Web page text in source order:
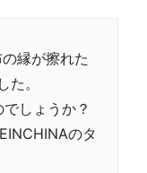
縁が擦れた
。
しょうか？
のタ